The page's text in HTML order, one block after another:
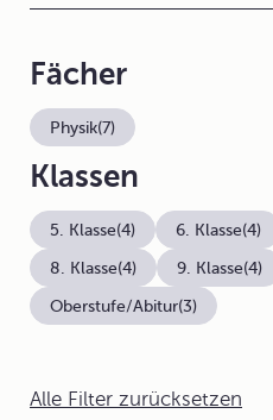
Alle Filter zurücksetzen
Fächer
Physik(7)
Klassen
5. Klasse(4) 6. Klasse(4)
8. Klasse(4) 9. Klasse(4)
Oberstufe/Abitur(3)